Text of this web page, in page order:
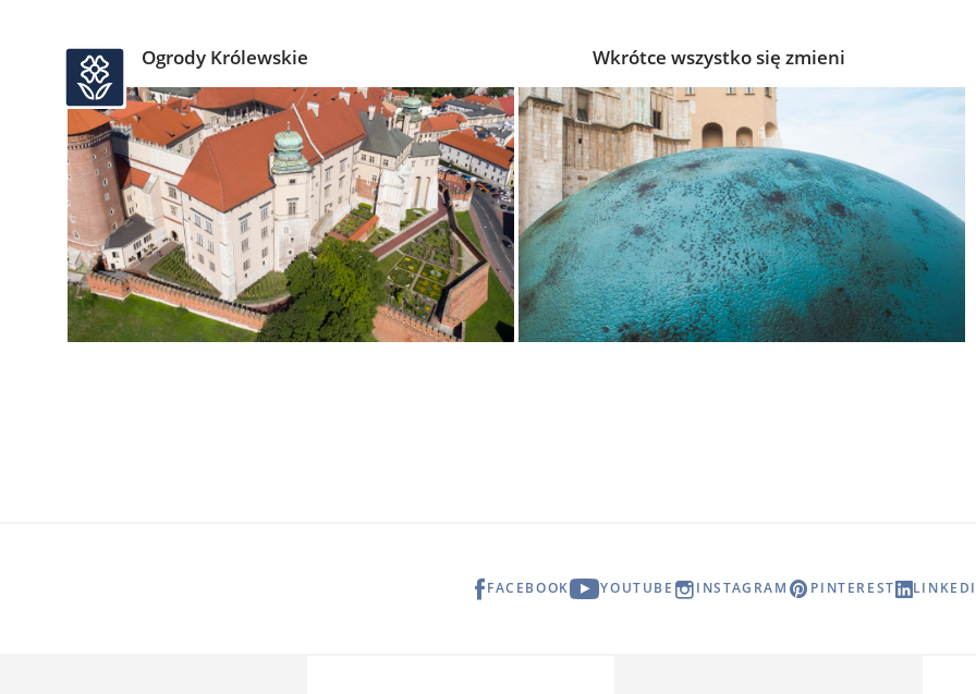
Ogrody Królewskie Wkrótce wszystko się zmieni
FACEBOOK YOUTUBE INSTAGRAM PINTEREST